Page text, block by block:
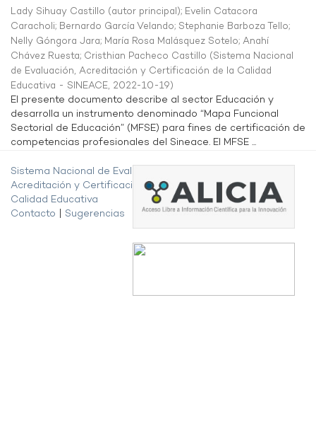
Lady Sihuay Castillo (autor principal); Evelin Catacora
Caracholi; Bernardo García Velando; Stephanie Barboza Tello;
Nelly Góngora Jara; María Rosa Malásquez Sotelo; Anahí
Chávez Ruesta; Cristhian Pacheco Castillo (Sistema Nacional
de Evaluación, Acreditación y Certificación de la Calidad
Educativa - SINEACE, 2022-10-19)
El presente documento describe al sector Educación y
desarrolla un instrumento denominado “Mapa Funcional
Sectorial de Educación” (MFSE) para fines de certificación de
competencias profesionales del Sineace. El MFSE ...
Sistema Nacional de Evaluación,
Acreditación y Certificación de la
Calidad Educativa
Contacto
Sugerencias